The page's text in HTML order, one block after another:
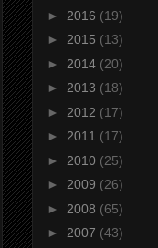
► 2016 (19)
► 2015 (13)
► 2014 (20)
► 2013 (18)
► 2012 (17)
► 2011 (17)
► 2010 (25)
► 2009 (26)
► 2008 (65)
► 2007 (43)